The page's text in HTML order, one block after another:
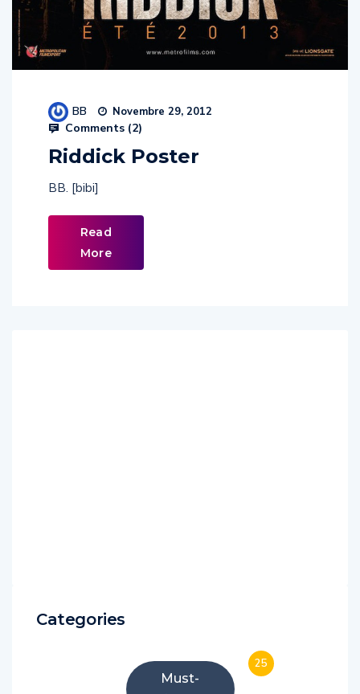
BB Novembre 29, 2012
Comments (2)
Riddick Poster
BB. [bibi]
Read
More
Categories
Must-
25